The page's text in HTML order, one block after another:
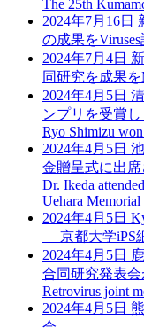
The 25th
2024年7月16日
の成果を
2024年7月4日
同研究を成果を
2024年4月5日
ンプリを受賞し
Ryo Shimizu
2024年4月5日
金贈呈式に出
Dr. Ikeda
Uehara Memorial
2024年4月5日
京都大学iPS
2024年4月5日
合同研究発表会
Retrovirus joint
2024年4月5日